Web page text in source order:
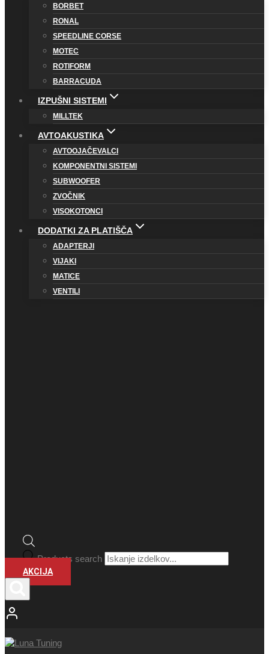
BORBET
RONAL
SPEEDLINE CORSE
MOTEC
ROTIFORM
BARRACUDA
IZPUŠNI SISTEMI
MILLTEK
AVTOAKUSTIKA
AVTOOJAČEVALCI
KOMPONENTNI SISTEMI
SUBWOOFER
ZVOČNIK
VISOKOTONCI
DODATKI ZA PLATIŠČA
ADAPTERJI
VIJAKI
MATICE
VENTILI
Products search
AKCIJA